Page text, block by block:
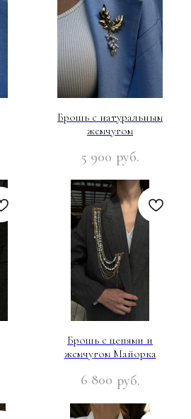
Брошь с натуральным
жемчугом
5 900 руб.
Брошь с цепями и
жемчугом Майорка
6 800 руб.